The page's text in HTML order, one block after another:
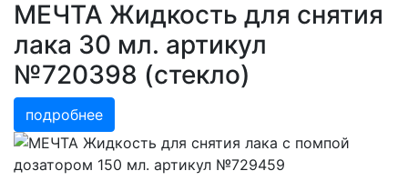
МЕЧТА Жидкость для снятия
лака 30 мл. артикул
№720398 (стекло)
подробнее